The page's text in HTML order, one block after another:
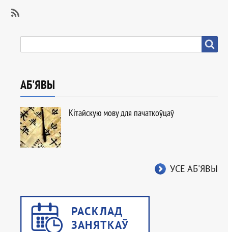
Абитуриенту
АБ'ЯВЫ
Кітайскую мову для пачаткоўцаў
УСЕ АБ'ЯВЫ